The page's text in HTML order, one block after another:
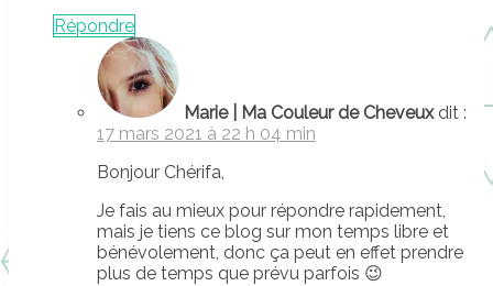
Répondre
Marie | Ma Couleur de Cheveux dit :
17 mars 2021 à 22 h 04 min
Bonjour Chérifa,
Je fais au mieux pour répondre rapidement,
mais je tiens ce blog sur mon temps libre et
bénévolement, donc ça peut en effet prendre
plus de temps que prévu parfois 😉